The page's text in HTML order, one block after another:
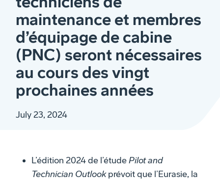
maintenance et membres
d’équipage de cabine
(PNC) seront nécessaires
au cours des vingt
prochaines années
July 23, 2024
L’édition 2024 de l’étudePilot and
Technician Outlookprévoit que l’Eurasie, la